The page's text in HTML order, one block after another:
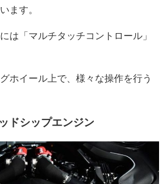
ます。
は「マルチタッチコントロール」
ホイール上で、様々な操作を行う
ドシップエンジン